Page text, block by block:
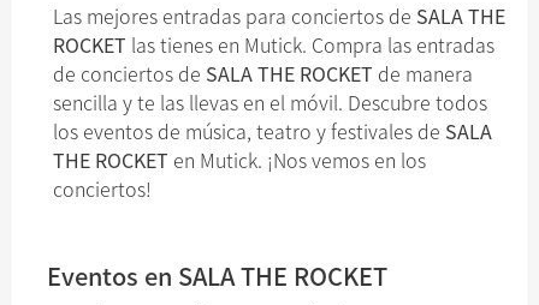
Las mejores entradas para conciertos de SALA THE
ROCKET las tienes en Mutick. Compra las entradas
de conciertos de SALA THE ROCKET de manera
sencilla y te las llevas en el móvil. Descubre todos
los eventos de música, teatro y festivales de SALA
THE ROCKET en Mutick. ¡Nos vemos en los
conciertos!
Eventos en SALA THE ROCKET